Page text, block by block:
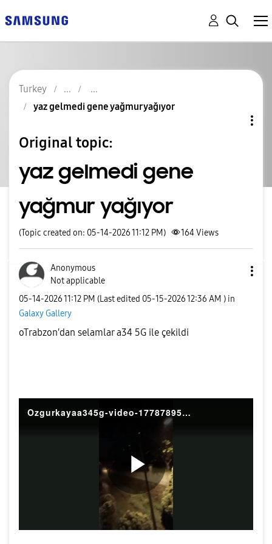
Turkey
yaz gelmedi gene yağmur yağıyor
Original topic:
yaz gelmedi gene
yağmur yağıyor
(Topic created on: 05-14-2026 11:12 PM) 164Views
Anonymous
Not applicable
‎05-14-202611:12 PM (Last edited ‎05-15-202612:36 AM ) in
Galaxy Gallery
oTrabzon'dan selamlar a34 5G ile çekildi
Ozgurkayaa345g-video-1778789521696
P